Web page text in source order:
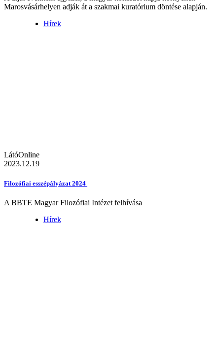
Marosvásárhelyen adják át a szakmai kuratórium döntése alapján.
Hírek
LátóOnline
2023.12.19
Filozófiai esszépályázat 2024
A BBTE Magyar Filozófiai Intézet felhívása
Hírek